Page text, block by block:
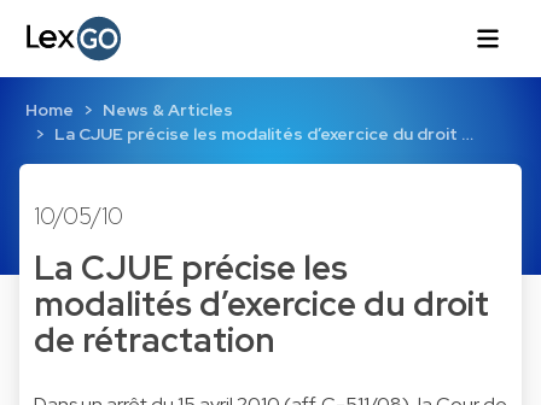
Home
News & Articles
La CJUE précise les modalités d’exercice du droit …
10/05/10
La CJUE précise les
modalités d’exercice du droit
de rétractation